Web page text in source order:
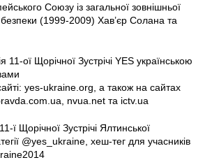
Союзу із загальної зовнішньої
безпеки (1999-2009) Хав’єр Солана та
11-ої Щорічної Зустрічі YES українською
yes-ukraine.org, а також на сайтах
nvua.net та ictv.ua
ї Щорічної Зустрічі Ялтинської
@yes_ukraine, хеш-тег для учасників